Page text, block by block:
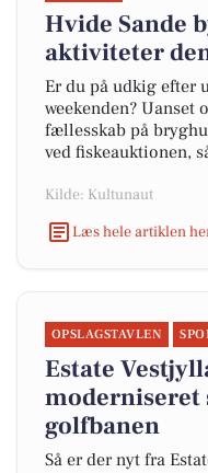
Hvide Sande
aktiviteter
Er du på udkig efter
weekenden? Uanset
fællesskab på
ved fiskeauktionen,
Kilde: Kultunaut
Læs hele artiklen
OPSLAGSTAVLEN
Estate
moderniseret
golfbanen
Så er der nyt fra